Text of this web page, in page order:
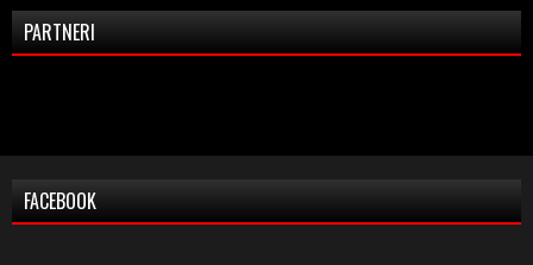
PARTNERI
FACEBOOK